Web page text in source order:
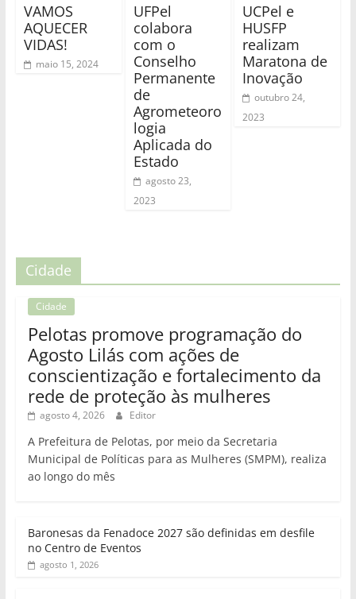
VAMOS
AQUECER
VIDAS!
maio 15, 2024
UFPel
colabora
com o
Conselho
Permanente
de
Agrometeoro
logia
Aplicada do
Estado
agosto 23,
2023
UCPel e
HUSFP
realizam
Maratona de
Inovação
outubro 24,
2023
Cidade
Cidade
Pelotas promove programação do
Agosto Lilás com ações de
conscientização e fortalecimento da
rede de proteção às mulheres
agosto 4, 2026 Editor
A Prefeitura de Pelotas, por meio da Secretaria
Municipal de Políticas para as Mulheres (SMPM), realiza
ao longo do mês
Baronesas da Fenadoce 2027 são definidas em desfile
no Centro de Eventos
agosto 1, 2026